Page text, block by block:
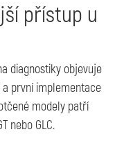
přístup u
diagnostiky objevuje
a první implementace
modely patří
nebo GLC.